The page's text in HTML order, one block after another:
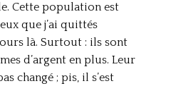
Cette population est
que j’ai quittés
là. Surtout : ils sont
d’argent en plus. Leur
changé ; pis, il s’est